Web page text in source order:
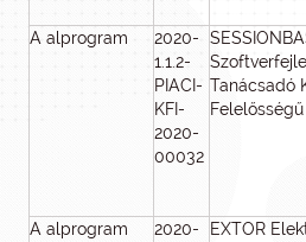
A alprogram
2020-
1.1.2-
PIACI-
KFI-
2020-
00032
Tanácsadó
A alprogram
2020-
EXTOR